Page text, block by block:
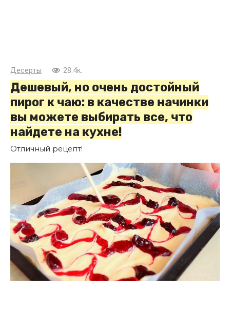
Десерты 28.4к.
Дешевый, но очень достойный
пирог к чаю: в качестве начинки
вы можете выбирать все, что
найдете на кухне!
Отличный рецепт!